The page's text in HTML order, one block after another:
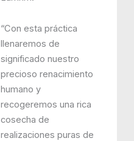
“Con esta práctica
llenaremos de
significado nuestro
precioso renacimiento
humano y
recogeremos una rica
cosecha de
realizaciones puras de